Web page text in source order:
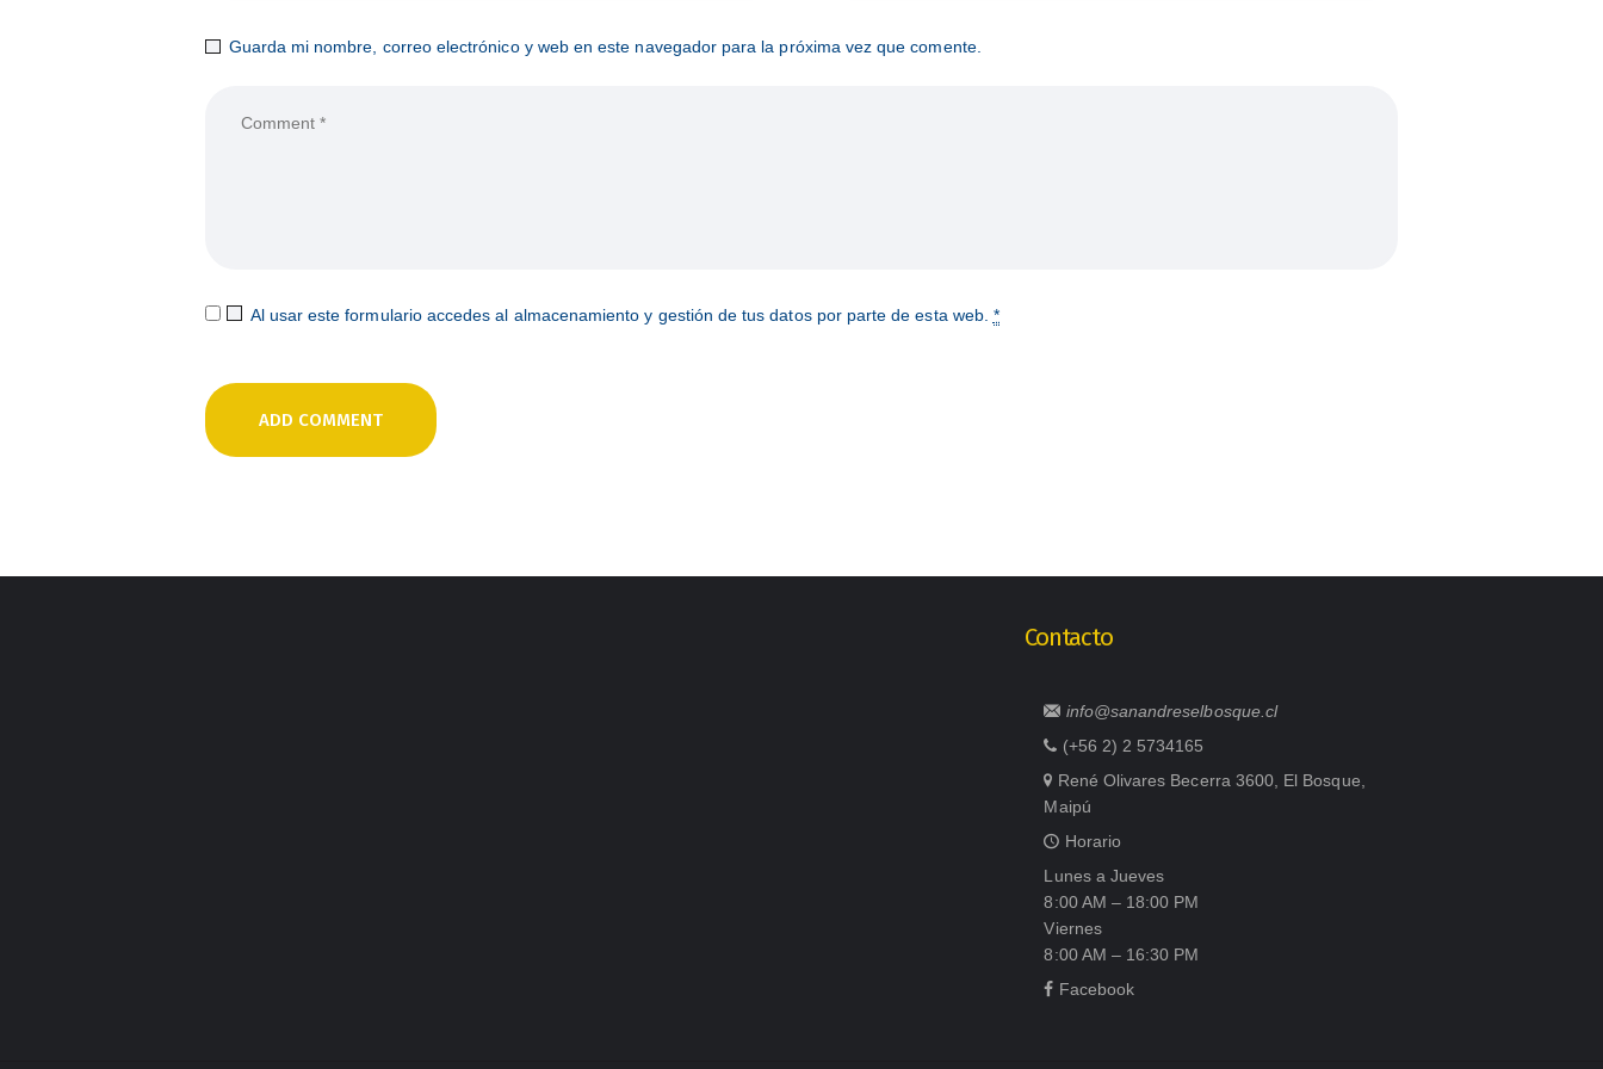
COMUNIDAD
Guarda mi nombre, correo electrónico y web en este navegador para la próxima vez que comente.
Al usar este formulario accedes al almacenamiento y gestión de tus datos por parte de esta web. *
Contacto
info@sanandreselbosque.cl
(+56 2) 2 5734165
René Olivares Becerra 3600, El Bosque,
Maipú
Horario
Lunes a Jueves
8:00 AM – 18:00 PM
Viernes
8:00 AM – 16:30 PM
Facebook